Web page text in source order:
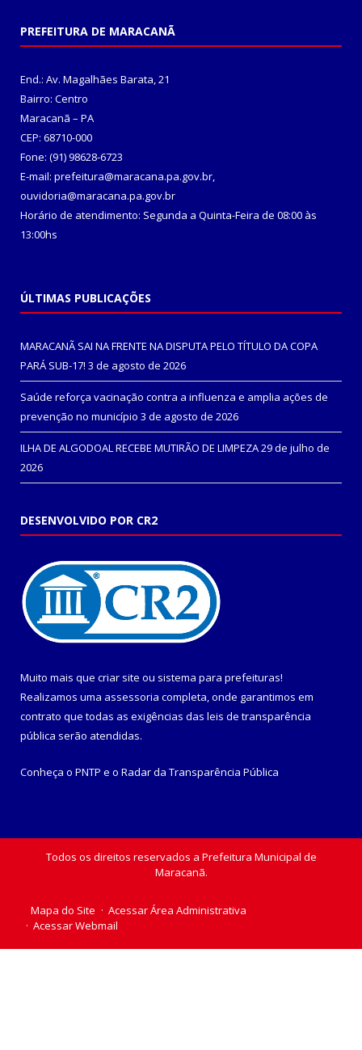
PREFEITURA DE MARACANÃ
End.: Av. Magalhães Barata, 21
Bairro: Centro
Maracanã – PA
CEP: 68710-000
Fone: (91) 98628-6723
E-mail: prefeitura@maracana.pa.gov.br,
ouvidoria@maracana.pa.gov.br
Horário de atendimento: Segunda a Quinta-Feira de 08:00 às
13:00hs
ÚLTIMAS PUBLICAÇÕES
MARACANÃ SAI NA FRENTE NA DISPUTA PELO TÍTULO DA COPA
PARÁ SUB-17! 3 de agosto de 2026
Saúde reforça vacinação contra a influenza e amplia ações de
prevenção no município 3 de agosto de 2026
ILHA DE ALGODOAL RECEBE MUTIRÃO DE LIMPEZA29 de julho de
2026
DESENVOLVIDO POR CR2
Muito mais que criar site ou sistema para prefeituras!
Realizamos uma assessoria completa, onde garantimos em
contrato que todas as exigências das leis de transparência
pública serão atendidas.
Conheça o PNTP e o Radar da Transparência Pública
Todos os direitos reservados a Prefeitura Municipal de
Maracanã.
Mapa do Site
Acessar Área Administrativa
Acessar Webmail